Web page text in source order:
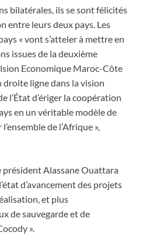
bilatérales, ils se sont félicités
entre leurs deux pays. Les
« vont s’atteler à mettre en
issues de la deuxième
Economique Maroc-Côte
droite ligne dans la vision
l’État d’ériger la coopération
en un véritable modèle de
de l’Afrique »,
président Alassane Ouattara
d’avancement des projets
et plus
de sauvegarde et de
».